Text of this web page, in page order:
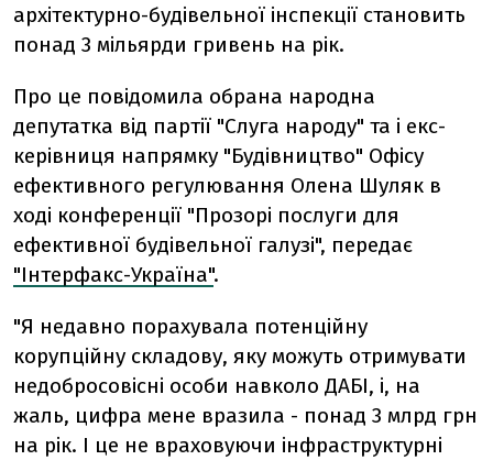
архітектурно-будівельної інспекції становить
понад 3 мільярди гривень на рік.
Про це повідомила обрана народна
депутатка від партії "Слуга народу" та і екс-
керівниця напрямку "Будівництво" Офісу
ефективного регулювання Олена Шуляк в
ході конференції "Прозорі послуги для
ефективної будівельної галузі", передає
"Інтерфакс-Україна".
"Я недавно порахувала потенційну
корупційну складову, яку можуть отримувати
недобросовісні особи навколо ДАБІ, і, на
жаль, цифра мене вразила - понад 3 млрд грн
на рік. І це не враховуючи інфраструктурні